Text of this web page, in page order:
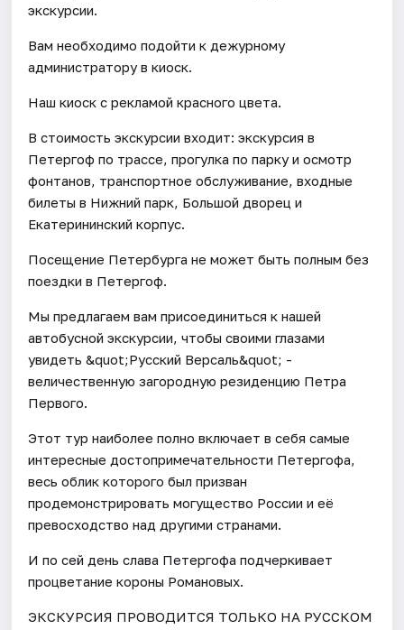
экскурсии.
Вам необходимо подойти к дежурному
администратору в киоск.
Наш киоск с рекламой красного цвета.
В стоимость экскурсии входит: экскурсия в
Петергоф по трассе, прогулка по парку и осмотр
фонтанов, транспортное обслуживание, входные
билеты в Нижний парк, Большой дворец и
Екатерининский корпус.
Посещение Петербурга не может быть полным без
поездки в Петергоф.
Мы предлагаем вам присоединиться к нашей
автобусной экскурсии, чтобы своими глазами
увидеть &quot;Русский Версаль&quot; -
величественную загородную резиденцию Петра
Первого.
Этот тур наиболее полно включает в себя самые
интересные достопримечательности Петергофа,
весь облик которого был призван
продемонстрировать могущество России и её
превосходство над другими странами.
И по сей день слава Петергофа подчеркивает
процветание короны Романовых.
ЭКСКУРСИЯ ПРОВОДИТСЯ ТОЛЬКО НА РУССКОМ